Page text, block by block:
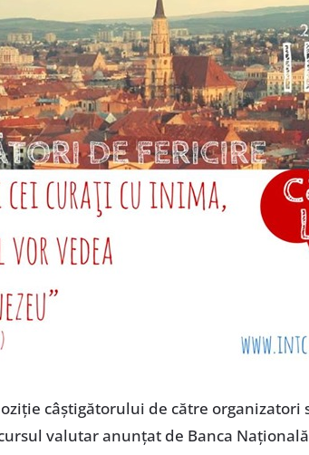
câştigătorului de către organizatori
valutar anunţat de Banca